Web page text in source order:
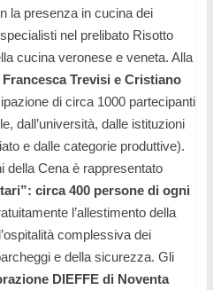
la presenza in cucina dei
nel prelibato Risotto
cucina veronese e veneta. Alla
Francesca Trevisi e Cristiano
di circa 1000 partecipanti
dall’università, dalle istituzioni
e dalle categorie produttive).
della Cena è rappresentato
circa 400 persone di ogni
l’allestimento della
complessiva dei
e della sicurezza. Gli
DIEFFE di Noventa